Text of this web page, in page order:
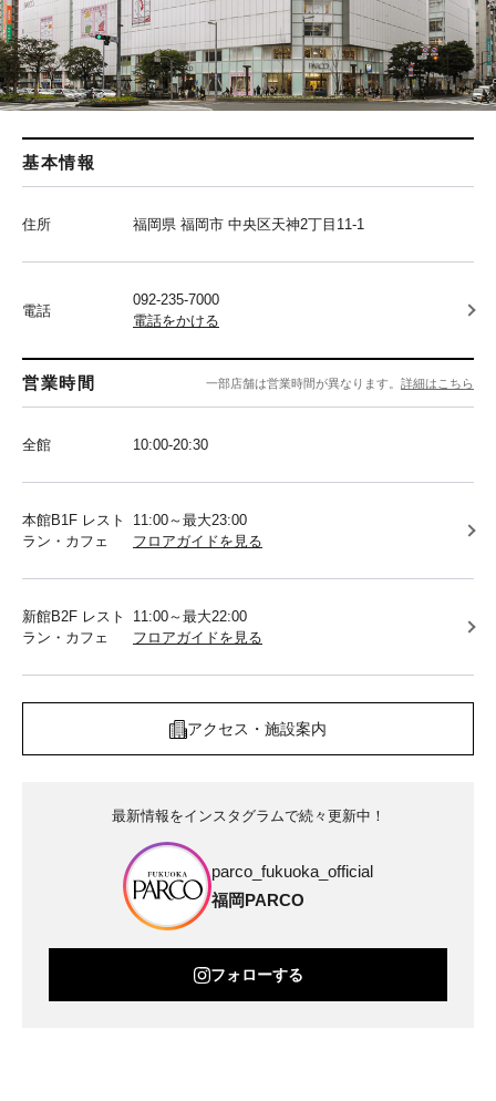
基本情報
住所 福岡県 福岡市 中央区天神2丁目11-1
電話
092-235-7000
電話をかける
営業時間 一部店舗は営業時間が異なります。 詳細はこちら
全館 10:00-20:30
本館B1F レスト
ラン・カフェ
11:00～最大23:00
フロアガイドを見る
新館B2F レスト
ラン・カフェ
11:00～最大22:00
フロアガイドを見る
アクセス・施設案内
最新情報をインスタグラムで続々更新中！
parco_fukuoka_official
福岡PARCO
フォローする